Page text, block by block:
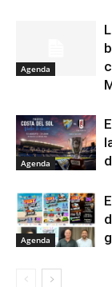
Agenda
Agenda
Agenda